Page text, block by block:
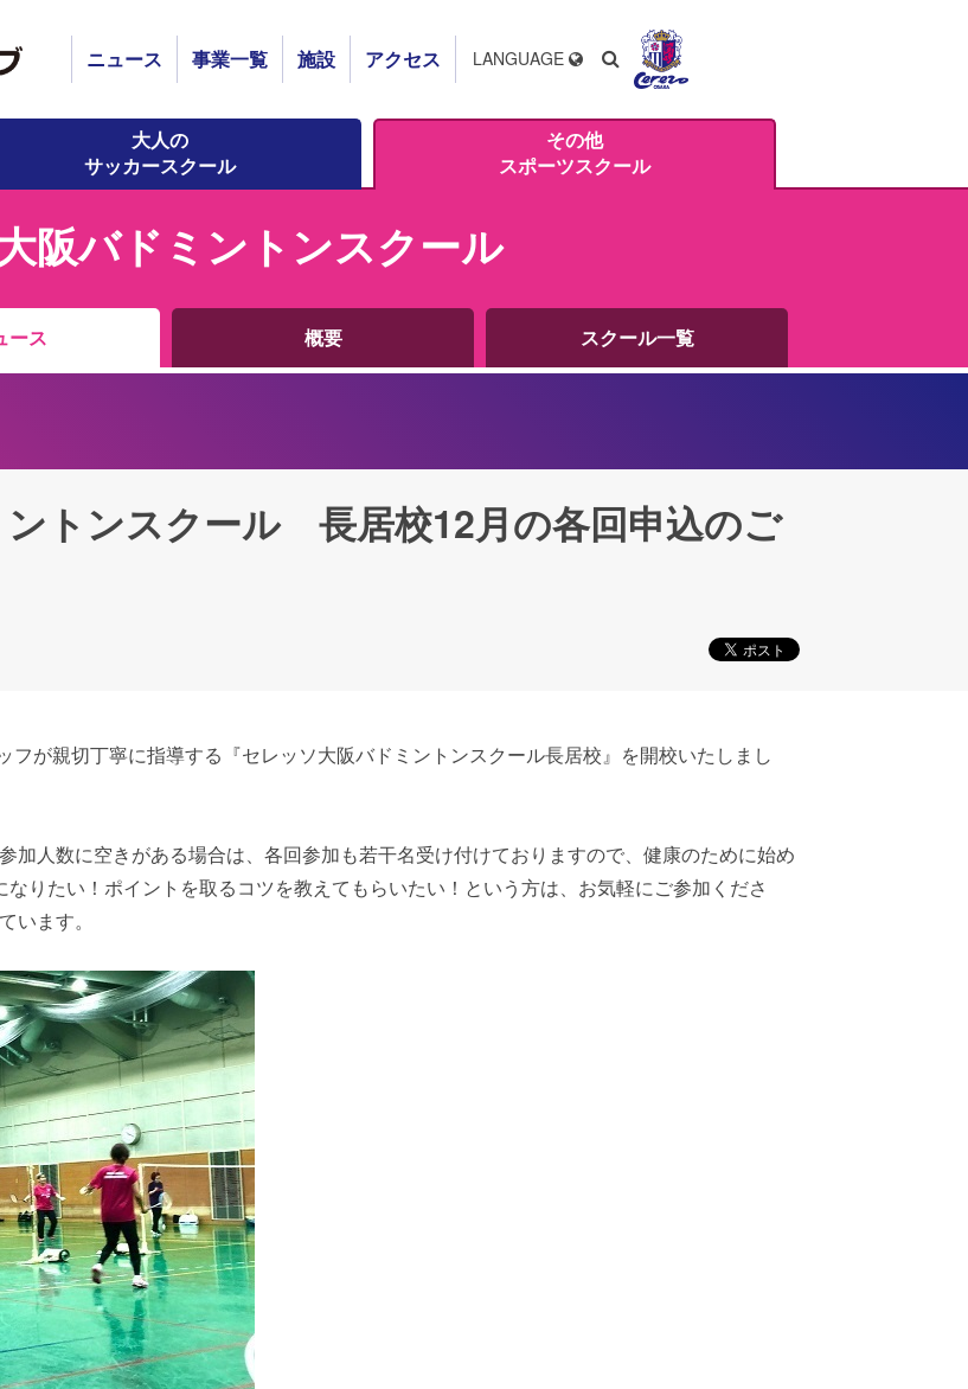
ニュース 事業一覧 施設 アクセス
大人の
サッカースクール
その他
スポーツスクール
LANGUAGE
阪バドミントンスクール
ース 概要 スクール一覧
トンスクール 長居校12月の各回申込のご
が親切丁寧に指導する『セレッソ大阪バドミントンスクール長居校』を開校いたしまし
加人数に空きがある場合は、各回参加も若干名受け付けておりますので、健康のために始め
りたい！ポイントを取るコツを教えてもらいたい！という方は、お気軽にご参加くださ
います。